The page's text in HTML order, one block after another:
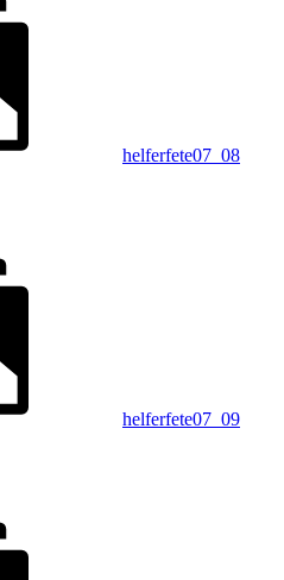
helferfete07_08
helferfete07_09